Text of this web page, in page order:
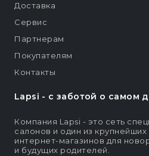
Lapsi - c заботой о самом
Компания Lapsi - это сеть
салонов и один из крупнейших
интернет-магазинов для
и будущих родителей.
Доставка
Сервис
Партнерам
Покупателям
Контакты